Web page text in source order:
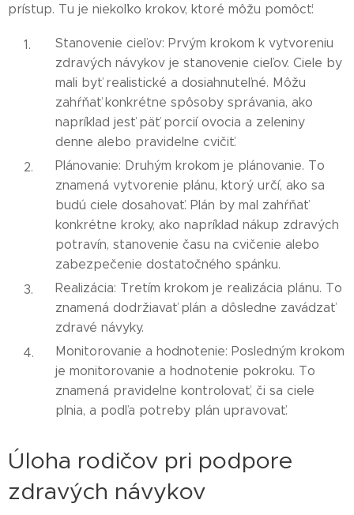
prístup. Tu je niekoľko krokov, ktoré môžu pomôcť:
Stanovenie cieľov: Prvým krokom k vytvoreniu
zdravých návykov je stanovenie cieľov. Ciele by
mali byť realistické a dosiahnuteľné. Môžu
zahŕňať konkrétne spôsoby správania, ako
napríklad jesť päť porcií ovocia a zeleniny
denne alebo pravidelne cvičiť.
Plánovanie: Druhým krokom je plánovanie. To
znamená vytvorenie plánu, ktorý určí, ako sa
budú ciele dosahovať. Plán by mal zahŕňať
konkrétne kroky, ako napríklad nákup zdravých
potravín, stanovenie času na cvičenie alebo
zabezpečenie dostatočného spánku.
Realizácia: Tretím krokom je realizácia plánu. To
znamená dodržiavať plán a dôsledne zavádzať
zdravé návyky.
Monitorovanie a hodnotenie: Posledným krokom
je monitorovanie a hodnotenie pokroku. To
znamená pravidelne kontrolovať, či sa ciele
plnia, a podľa potreby plán upravovať.
Úloha rodičov pri podpore
zdravých návykov